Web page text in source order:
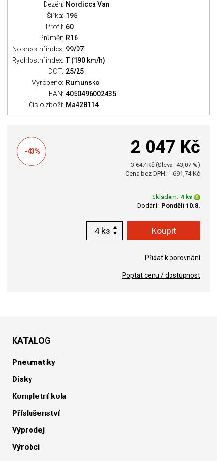
Dezén: Nordicca Van
Šířka: 195
Profil: 60
Průměr: R16
Nosnostní index: 99/97
Rychlostní index: T (190 km/h)
DOT: 25/25
Vyrobeno: Rumunsko
EAN: 4050496002435
Číslo zboží: Ma428114
-43% 2 047 Kč
3 647 Kč (Sleva -43,87 %)
Cena bez DPH: 1 691,74 Kč
Skladem: 4 ks
Dodání: Pondělí 10.8.
ks
Přidat k porovnání
Poptat cenu / dostupnost
KATALOG
Pneumatiky
Disky
Kompletní kola
Příslušenství
Výprodej
Výrobci